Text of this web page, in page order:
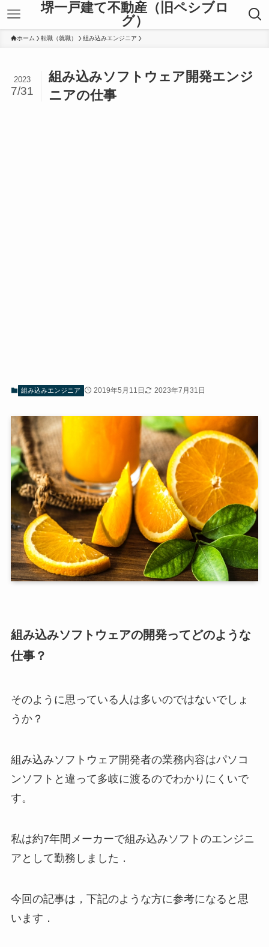
堺一戸建て不動産（旧ペシブロ
グ）
ホーム 転職（就職） 組み込みエンジニア
組み込みソフトウェア開発エンジ
ニアの仕事
2023
7/31
組み込みエンジニア 2019年5月11日 2023年7月31日
組み込みソフトウェアの開発ってどのような
仕事？
そのように思っている人は多いのではないでしょ
うか？
組み込みソフトウェア開発者の業務内容はパソコ
ンソフトと違って多岐に渡るのでわかりにくいで
す。
私は約7年間メーカーで組み込みソフトのエンジニ
アとして勤務しました．
今回の記事は，下記のような方に参考になると思
います．